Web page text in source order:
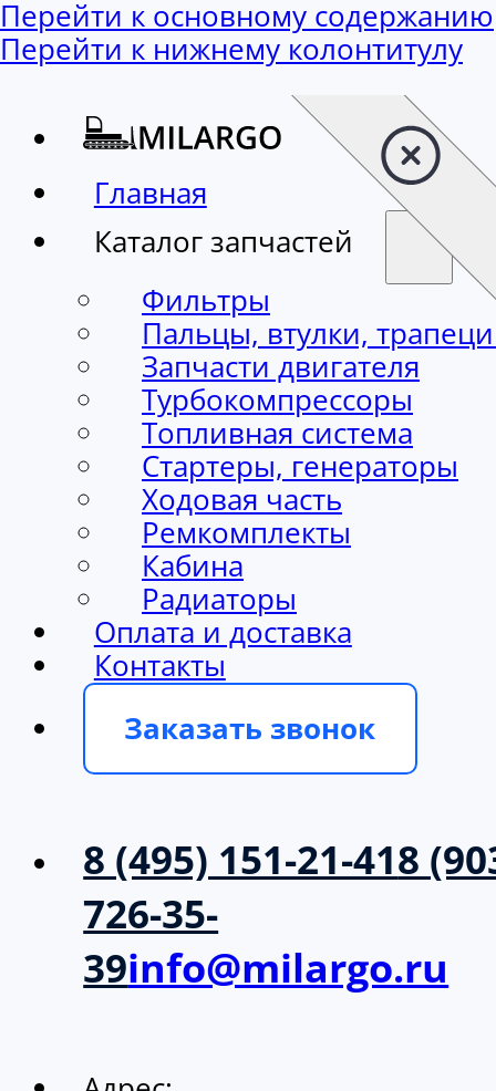
Перейти к основному содержанию
Перейти к нижнему колонтитулу
Главная
Каталог запчастей
Фильтры
Пальцы, втулки,
Запчасти двигателя
Турбокомпрессоры
Топливная система
Стартеры, генераторы
Ходовая часть
Ремкомплекты
Кабина
Радиаторы
Оплата и доставка
Контакты
Заказать звонок
8 (495) 151-21-418
726-35-
39info@milargo.ru